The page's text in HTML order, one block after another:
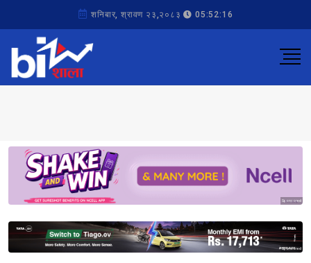
शनिबार, श्रावण २३,२०८३ 05:52:16
Sponsored
Sponsored